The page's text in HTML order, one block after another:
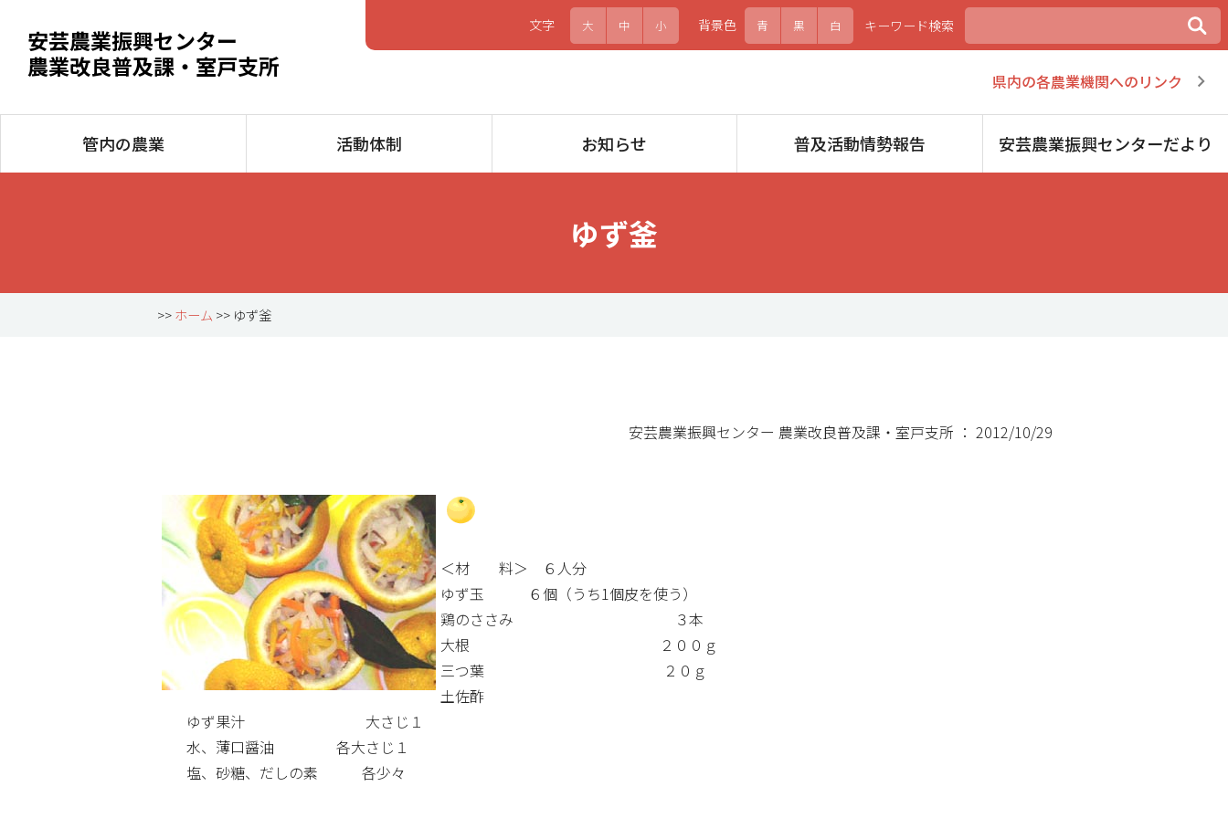
安芸農業振興センター
農業改良普及課・室戸支所
キーワード検索
背景色 青 黒 白
文字 大 中 小
県内の各農業機関へのリンク
管内の農業 活動体制 お知らせ 普及活動情勢報告 安芸農業振興センターだより
ゆず釜
>>ホーム >> ゆず釜
安芸農業振興センター 農業改良普及課・室戸支所 ： 2012/10/29
＜材 料＞ ６人分
ゆず玉 ６個（うち1個皮を使う）
鶏のささみ ３本
大根 ２００ｇ
三つ葉 ２０ｇ
土佐酢
ゆず果汁 大さじ１
水、薄口醤油 各大さじ１
塩、砂糖、だしの素 各少々